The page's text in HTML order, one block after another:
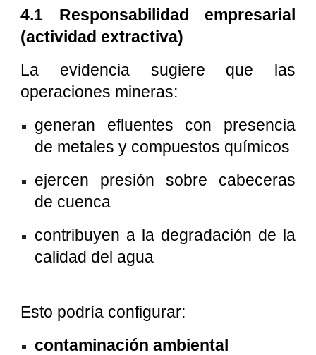
4.1 Responsabilidad empresarial
(actividad extractiva)
La evidencia sugiere que las
operaciones mineras:
generan efluentes con presencia
de metales y compuestos químicos
ejercen presión sobre cabeceras
de cuenca
contribuyen a la degradación de la
calidad del agua
Esto podría configurar:
contaminación ambiental